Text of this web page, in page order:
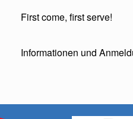
First come, first serve!
Informationen und